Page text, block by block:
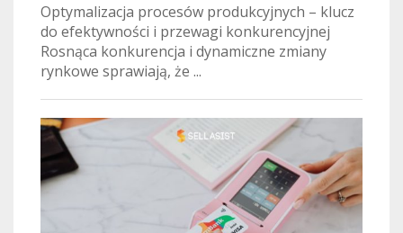
Optymalizacja procesów produkcyjnych – klucz
do efektywności i przewagi konkurencyjnej
Rosnąca konkurencja i dynamiczne zmiany
rynkowe sprawiają, że ...